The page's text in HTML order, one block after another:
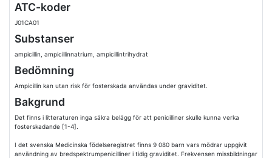
ATC-koder
J01CA01
Substanser
ampicillin, ampicillinnatrium, ampicillintrihydrat
Bedömning
Ampicillin kan utan risk för fosterskada användas under graviditet.
Bakgrund
Det finns i litteraturen inga säkra belägg för att penicilliner skulle kunna verka
fosterskadande [1-4].
I det svenska Medicinska födelseregistret finns 9 080 barn vars mödrar uppgivit
användning av bredspektrumpenicilliner i tidig graviditet. Frekvensen missbildningar